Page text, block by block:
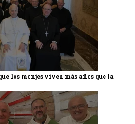
los monjes viven más años que la